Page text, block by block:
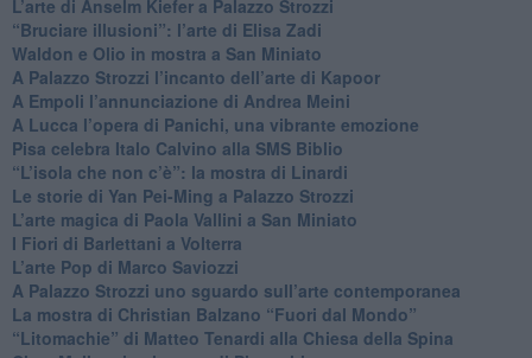
​L’arte di Anselm Kiefer a Palazzo Strozzi
​“Bruciare illusioni”: l’arte di Elisa Zadi
​Waldon e Olio in mostra a San Miniato
​A Palazzo Strozzi l’incanto dell’arte di Kapoor
​A Empoli l’annunciazione di Andrea Meini
A Lucca l’opera di Panichi, una vibrante emozione
Pisa celebra Italo Calvino alla SMS Biblio
“L’isola che non c’è”: la mostra di Linardi
​Le storie di Yan Pei-Ming a Palazzo Strozzi
​L’arte magica di Paola Vallini a San Miniato
​I Fiori di Barlettani a Volterra
​L’arte Pop di Marco Saviozzi
​A Palazzo Strozzi uno sguardo sull’arte contemporanea
La mostra di Christian Balzano “Fuori dal Mondo”
​“Litomachie” di Matteo Tenardi alla Chiesa della Spina